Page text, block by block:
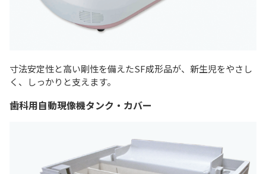
寸法安定性と高い剛性を備えたSF成形品が、新生児をやさし
く、しっかりと支えます。
歯科用自動現像機タンク・カバー